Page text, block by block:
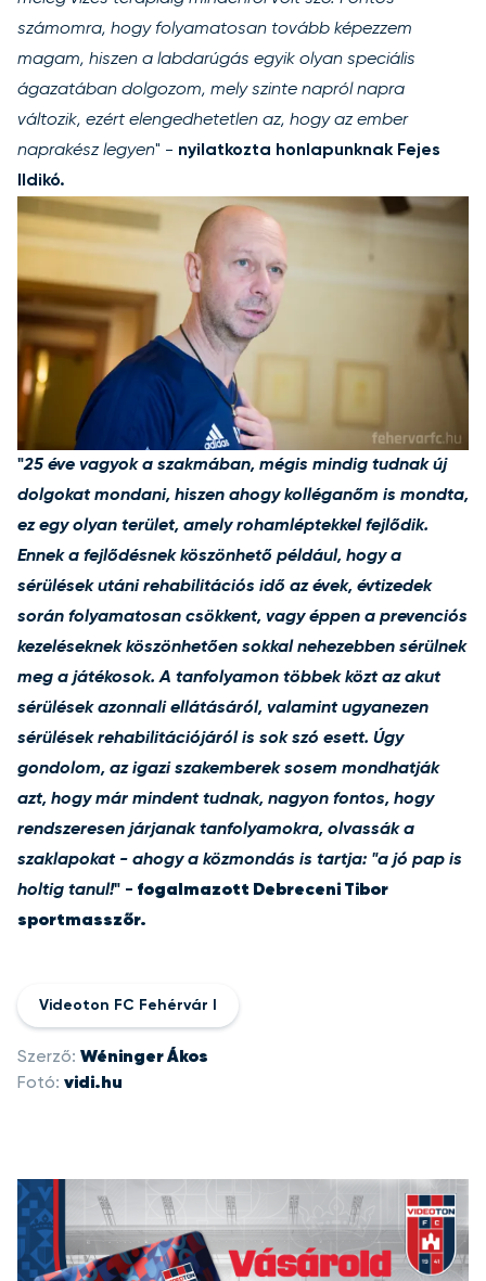
számomra, hogy folyamatosan tovább képezzem
magam, hiszen a labdarúgás egyik olyan speciális
ágazatában dolgozom, mely szinte napról napra
változik, ezért elengedhetetlen az, hogy az ember
naprakész legyen" - nyilatkozta honlapunknak Fejes
Ildikó.
"25 éve vagyok a szakmában, mégis mindig tudnak új
dolgokat mondani, hiszen ahogy kolléganőm is mondta,
ez egy olyan terület, amely rohamléptekkel fejlődik.
Ennek a fejlődésnek köszönhető például, hogy a
sérülések utáni rehabilitációs idő az évek, évtizedek
során folyamatosan csökkent, vagy éppen a prevenciós
kezeléseknek köszönhetően sokkal nehezebben sérülnek
meg a játékosok. A tanfolyamon többek közt az akut
sérülések azonnali ellátásáról, valamint ugyanezen
sérülések rehabilitációjáról is sok szó esett. Úgy
gondolom, az igazi szakemberek sosem mondhatják
azt, hogy már mindent tudnak, nagyon fontos, hogy
rendszeresen járjanak tanfolyamokra, olvassák a
szaklapokat - ahogy a közmondás is tartja: "a jó pap is
holtig tanul!" - fogalmazott Debreceni Tibor
sportmasszőr.
Videoton FC Fehérvár I
Szerző: Wéninger Ákos
Fotó: vidi.hu